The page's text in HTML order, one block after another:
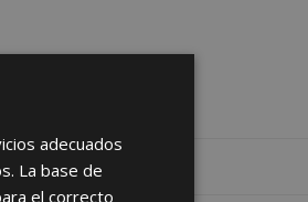
adecuados
La base de
el correcto